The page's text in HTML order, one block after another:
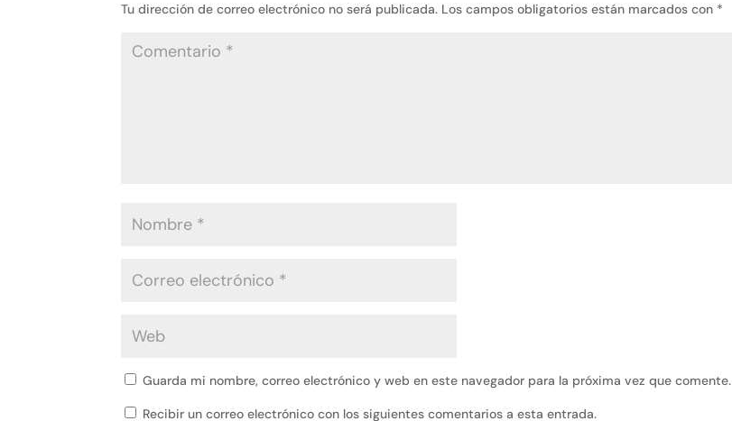
Tu dirección de correo electrónico no será publicada. Los campos obligatorios están marcados con *
Guarda mi nombre, correo electrónico y web en este navegador para la próxima vez que comente.
Recibir un correo electrónico con los siguientes comentarios a esta entrada.